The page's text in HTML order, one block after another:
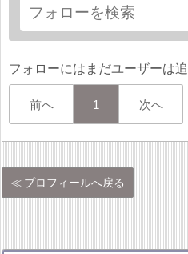
フォローにはまだユーザーは
前へ 1 次へ
プロフィールへ戻る